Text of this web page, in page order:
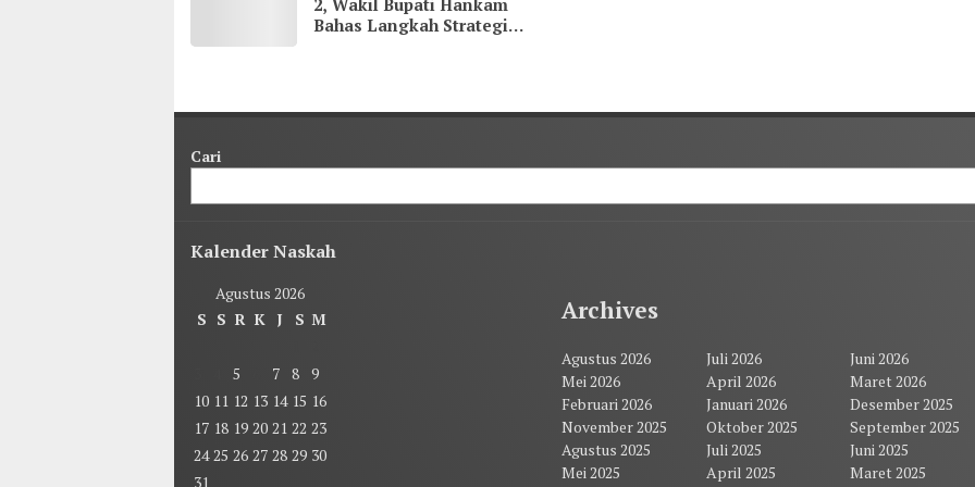
Bahas Langkah Strategi
Cari
Kalender Naskah
Agustus 2026
S S R K J S M
5 7 8 9
10 11 12 13 14 15 16
17 18 19 20 21 22 23
24 25 26 27 28 29 30
31
Archives
Agustus 2026 Juli 2026
Juni 2026
Mei 2026
April 2026
Maret 2026
Februari 2026
Januari 2026
Desember 2025
November 2025
Oktober 2025
September 2025
Agustus 2025
Juli 2025
Juni 2025
Mei 2025
April 2025
Maret 2025